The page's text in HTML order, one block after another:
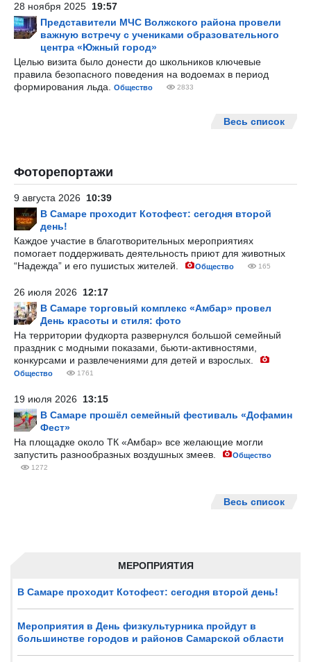
МЕРОПРИЯТИЯ
В Самаре проходит Котофест: сегодня второй день!
Мероприятия в День физкультурника пройдут в
большинстве городов и районов Самарской области
28 ноября 2025 19:57
Представители МЧС Волжского района провели
важную встречу с учениками образовательного
центра «Южный город»
Целью визита было донести до школьников ключевые
правила безопасного поведения на водоемах в период
формирования льда.
Общество 2833
Весь список
Фоторепортажи
9 августа 2026 10:39
В Самаре проходит Котофест: сегодня второй
день!
Каждое участие в благотворительных мероприятиях
помогает поддерживать деятельность приют для животных
“Надежда” и его пушистых жителей.
Общество 165
26 июля 2026 12:17
В Самаре торговый комплекс «Амбар» провел
День красоты и стиля: фото
На территории фудкорта развернулся большой семейный
праздник с модными показами, бьюти-активностями,
конкурсами и развлечениями для детей и взрослых.
Общество 1761
19 июля 2026 13:15
В Самаре прошёл семейный фестиваль «Дофамин
Фест»
На площадке около ТК «Амбар» все желающие могли
запустить разнообразных воздушных змеев.
Общество
1272
Весь список